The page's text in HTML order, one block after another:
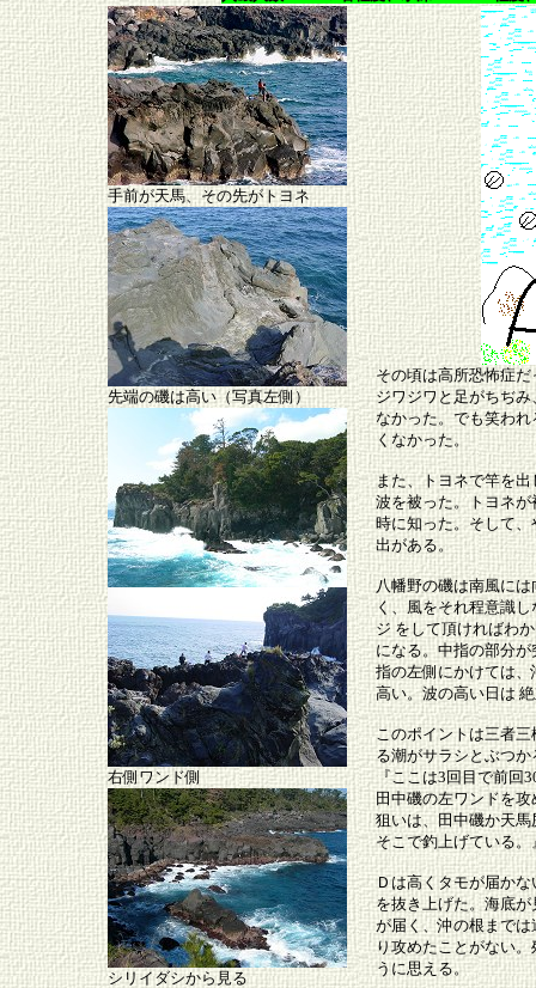
手前が天馬、その先がトヨネ
先端の磯は高い（写真左側）
右側ワンド側
シリイダシから見る
その頃は高所恐怖症
ジワジワと足がちぢ
なかった。でも笑わ
くなかった。
また、トヨネで竿を
波を被った。トヨネ
時に知った。そして
出がある。
八幡野の磯は南風に
く、風をそれ程意識
ジ をして頂ければわ
になる。中指の部分
指の左側にかけては
高い。波の高い日は
このポイントは三者
る潮がサラシとぶつ
『ここは3回目で前回
田中磯の左ワンドを
狙いは、田中磯か天
そこで釣上げている
Ｄは高くタモが届か
を抜き上げた。海底
が届く、沖の根まで
り攻めたことがない
うに思える。